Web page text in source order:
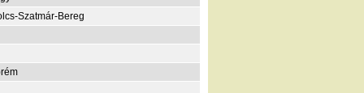
Szatmár-Bereg